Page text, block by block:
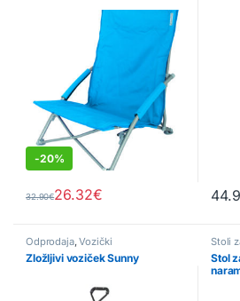
-20%
32.90€26.32€
Ta izdelek ima več različic. Možnosti
Odprodaja,Vozički
Zložljivi voziček Sunny
Stoli
Stol